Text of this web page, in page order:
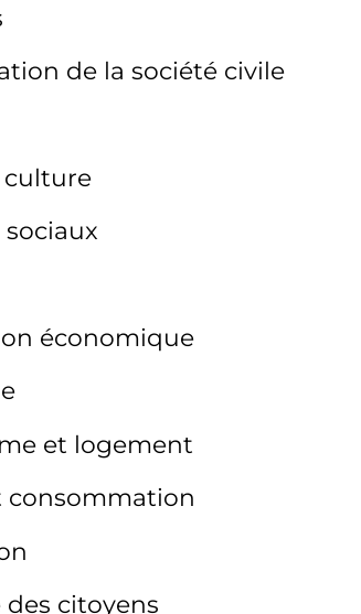
de la société civile
culture
sociaux
économique
et logement
consommation
des citoyens